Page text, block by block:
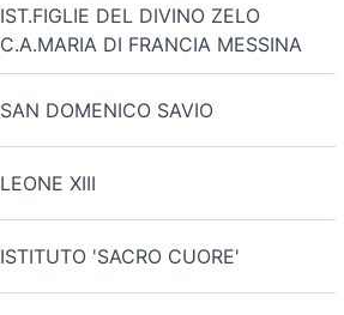
IST.FIGLIE DEL DIVINO ZELO
C.A.MARIA DI FRANCIA MESSINA
SAN DOMENICO SAVIO
LEONE XIII
ISTITUTO 'SACRO CUORE'